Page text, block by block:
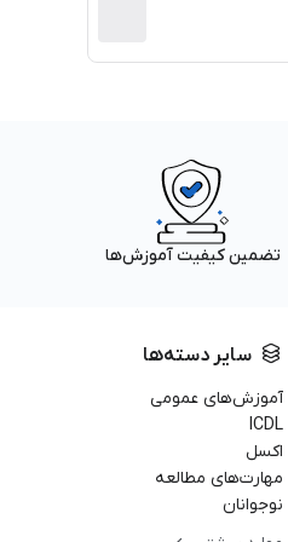
تضمین کیفیت آموزش‌ها
سایر دسته‌ها
آموزش‌های عمومی
ICDL
اکسل
مهارت‌های مطالعه
نوجوانان